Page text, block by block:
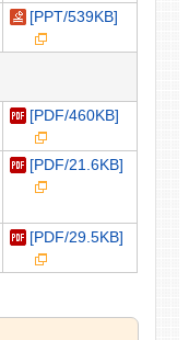
[PPT/539KB]
[PDF/460KB]
[PDF/21.6KB]
[PDF/29.5KB]